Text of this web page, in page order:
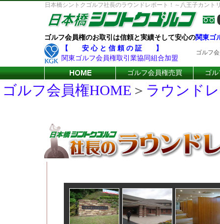
日本橋シントクゴルフ社長のラウンドレポート！～八王子カント
ゴルフ会員権のお取引は信頼と実績そして安心の関東ゴ
【 安 心 と 信 頼 の 証 】
関東ゴルフ会員権取引業協同組合加盟
ゴルフ
ゴルフ会員権売買 ゴル
ゴルフ会員権HOME ＞ ラウンド